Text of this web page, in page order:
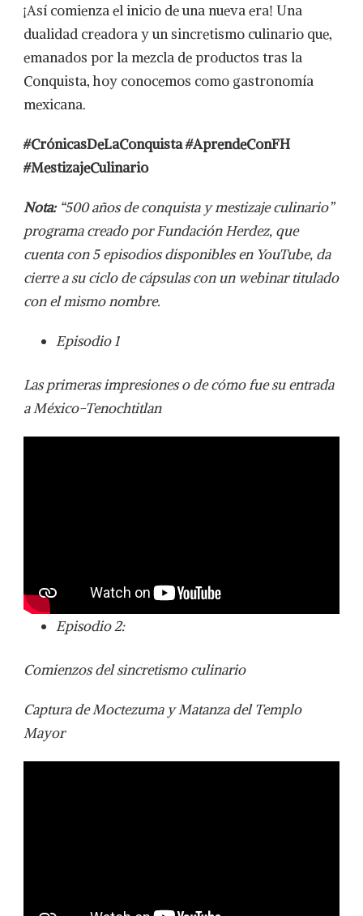
¡Así comienza el inicio de una nueva era! Una
dualidad creadora y un sincretismo culinario que,
emanados por la mezcla de productos tras la
Conquista, hoy conocemos como gastronomía
mexicana.
#CrónicasDeLaConquista #AprendeConFH
#MestizajeCulinario
Nota:“500 años de conquista y mestizaje culinario”
programa creado por Fundación Herdez, que
cuenta con 5 episodios disponibles en YouTube, da
cierre a su ciclo de cápsulas con un webinar titulado
con el mismo nombre.
Episodio 1
Las primeras impresiones o de cómo fue su entrada
a México-Tenochtitlan
Episodio 2:
Comienzos del sincretismo culinario
Captura de Moctezuma y Matanza del Templo
Mayor